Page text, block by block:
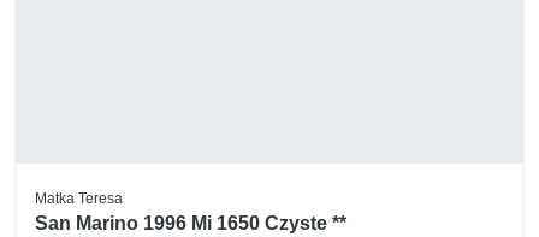
Matka Teresa
San Marino 1996 Mi 1650 Czyste **